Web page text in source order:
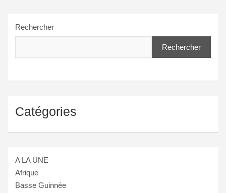
Rechercher
Rechercher
Catégories
A LA UNE
Afrique
Basse Guinnée